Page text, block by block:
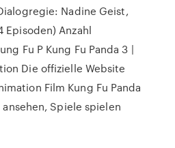
Nadine Geist,
Episoden) Anzahl
Fu P Kung Fu Panda 3 |
Die offizielle Website
Film Kung Fu Panda
Spiele spielen